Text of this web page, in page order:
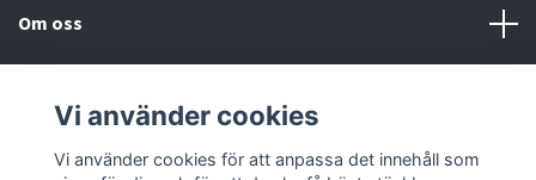
Om oss
Kontakta oss
Vi använder cookies
Vi använder cookies för att anpassa det innehåll som